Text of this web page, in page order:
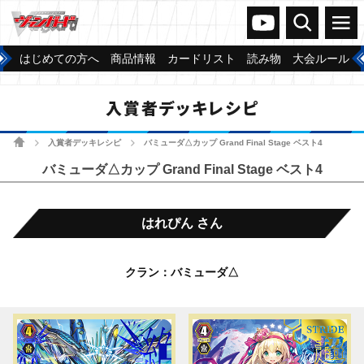
ヴァンガードch
検索 メニュー
はじめての方へ 商品情報 カードリスト 読み物 大会ルール
入賞者デッキレシピ
ホーム 入賞者デッキレシピ バミューダ△カップ Grand Final Stage ベスト4
バミューダ△カップ Grand Final Stage ベスト4
はれぴん さん
クラン：バミューダ△